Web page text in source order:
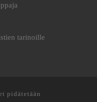
tarinoille
pidätetään